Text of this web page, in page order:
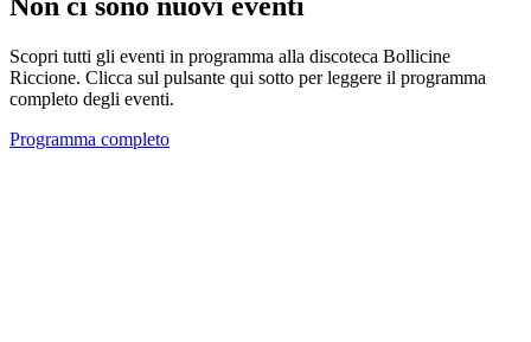
Scopri tutti gli eventi in programma alla discoteca Bollicine
Riccione. Clicca sul pulsante qui sotto per leggere il programma
completo degli eventi.
Programma completo